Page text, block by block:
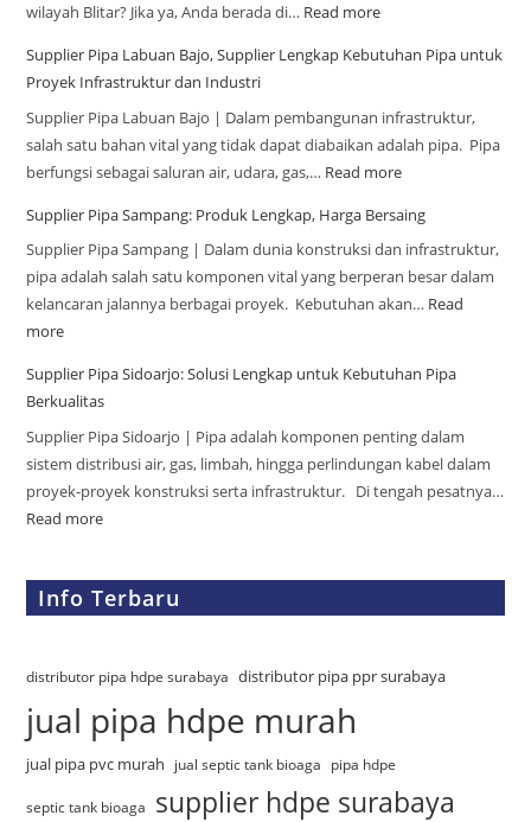
wilayah Blitar? Jika ya, Anda berada di… Read more
Supplier Pipa Labuan Bajo, Supplier Lengkap Kebutuhan Pipa untuk
Proyek Infrastruktur dan Industri
Supplier Pipa Labuan Bajo | Dalam pembangunan infrastruktur,
salah satu bahan vital yang tidak dapat diabaikan adalah pipa. Pipa
berfungsi sebagai saluran air, udara, gas,… Read more
Supplier Pipa Sampang: Produk Lengkap, Harga Bersaing
Supplier Pipa Sampang | Dalam dunia konstruksi dan infrastruktur,
pipa adalah salah satu komponen vital yang berperan besar dalam
kelancaran jalannya berbagai proyek. Kebutuhan akan… Read
more
Supplier Pipa Sidoarjo: Solusi Lengkap untuk Kebutuhan Pipa
Berkualitas
Supplier Pipa Sidoarjo | Pipa adalah komponen penting dalam
sistem distribusi air, gas, limbah, hingga perlindungan kabel dalam
proyek-proyek konstruksi serta infrastruktur. Di tengah pesatnya…
Read more
Info Terbaru
distributor pipa hdpe surabaya distributor pipa ppr surabaya
jual pipa hdpe murah
jual pipa pvc murah jual septic tank bioaga pipa hdpe
septic tank bioaga supplier hdpe surabaya